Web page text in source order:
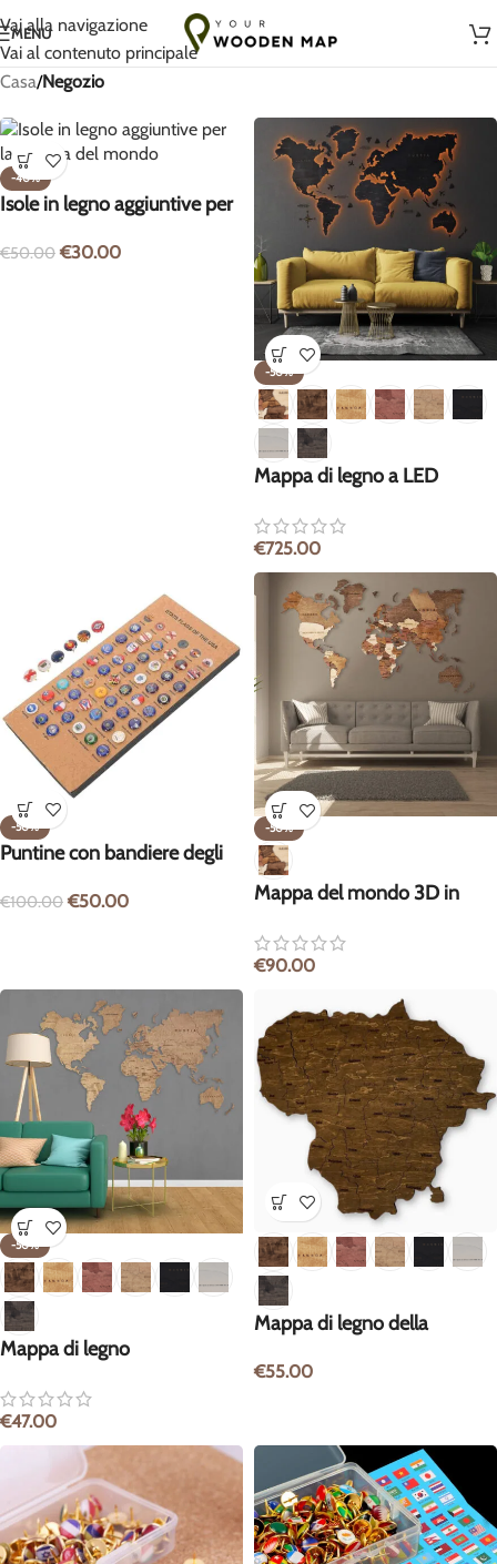
Vai alla navigazione
Vai al contenuto principale
Fatto a mano con amore in Lituania
MENU
Casa/Negozio
-40%
Isole in legno aggiuntive per
€50.00 €30.00
-50%
Mappa di legno a LED
€725.00
-50%
Puntine con bandiere degli
€100.00 €50.00
-50%
Mappa del mondo 3D in
€90.00
-50%
Mappa di legno
€47.00
Mappa di legno della
€55.00